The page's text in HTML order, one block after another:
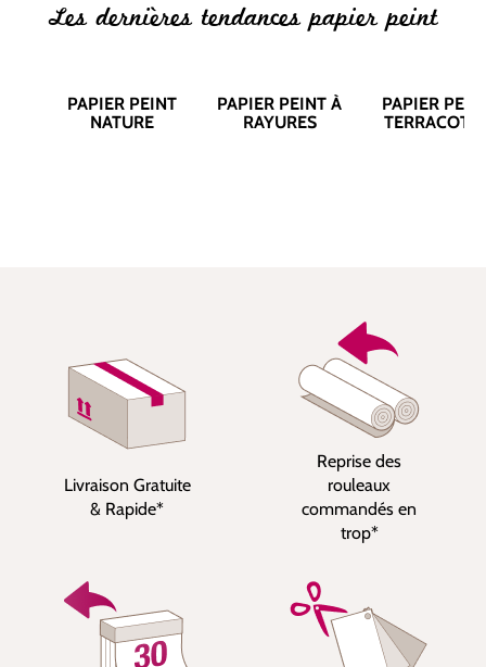
Les dernières tendances papier peint
PAPIER PEINT
NATURE
PAPIER PEINT À
RAYURES
PAPIER
Livraison Gratuite
& Rapide*
Reprise des
rouleaux
commandés en
trop*